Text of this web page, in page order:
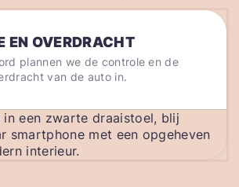
EN OVERDRACHT
plannen we de controle en de
van de auto in.